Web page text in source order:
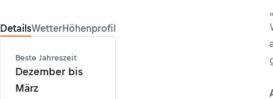
DetailsWetterHöhenprofil
Beste Jahreszeit
Dezember bis
März